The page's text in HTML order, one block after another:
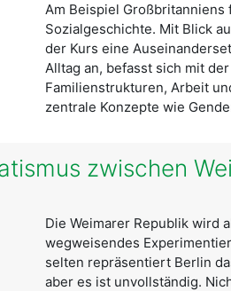
Am Beispiel
Sozialgeschichte. Mit Blick
der Kurs eine
Alltag an, befasst sich mit
Familienstrukturen, Arbeit
zentrale Konzepte wie
zwischen
Die Weimarer Republik wird
wegweisendes
selten repräsentiert Berlin
aber es ist unvollständig.